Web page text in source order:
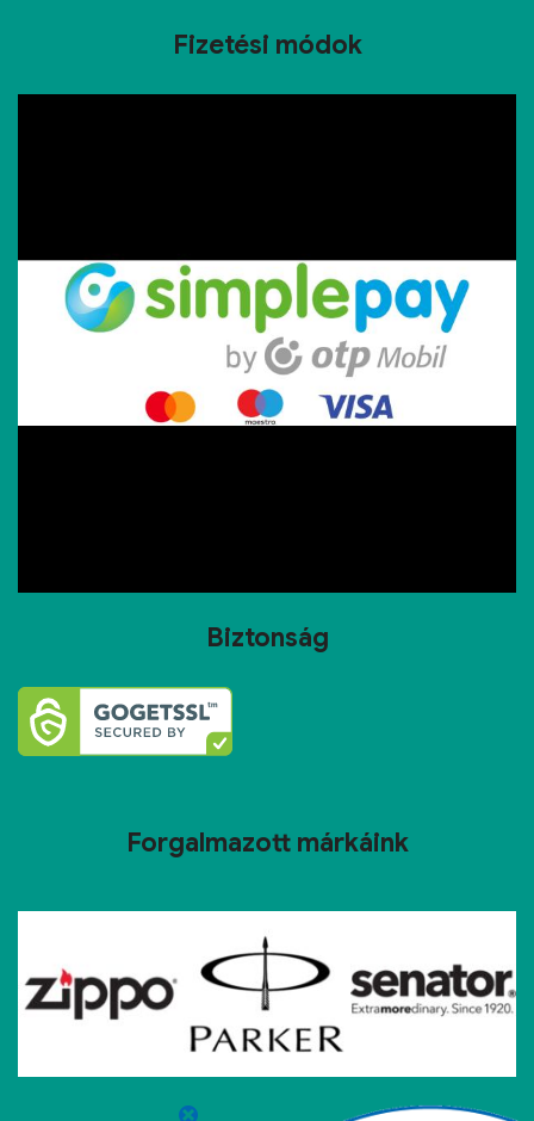
Fizetési módok
Biztonság
Forgalmazott márkáink